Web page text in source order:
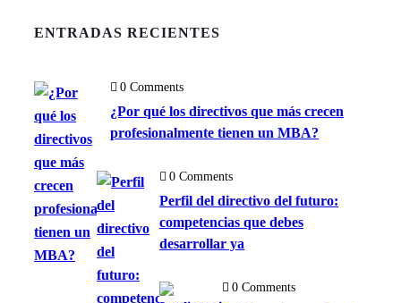
ENTRADAS RECIENTES
0 Comments
¿Por qué los directivos que más crecen
profesionalmente tienen un MBA?
0 Comments
Perfil del directivo del futuro:
competencias que debes
desarrollar ya
0 Comments